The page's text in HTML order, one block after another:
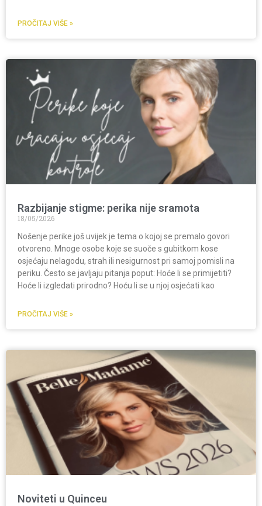
PROČITAJ VIŠE »
Razbijanje stigme: perika nije sramota
18/05/2026
Nošenje perike još uvijek je tema o kojoj se premalo govori
otvoreno. Mnoge osobe koje se suoče s gubitkom kose
osjećaju nelagodu, strah ili nesigurnost pri samoj pomisli na
periku. Često se javljaju pitanja poput: Hoće li se primijetiti?
Hoće li izgledati prirodno? Hoću li se u njoj osjećati kao
PROČITAJ VIŠE »
Noviteti u Quinceu